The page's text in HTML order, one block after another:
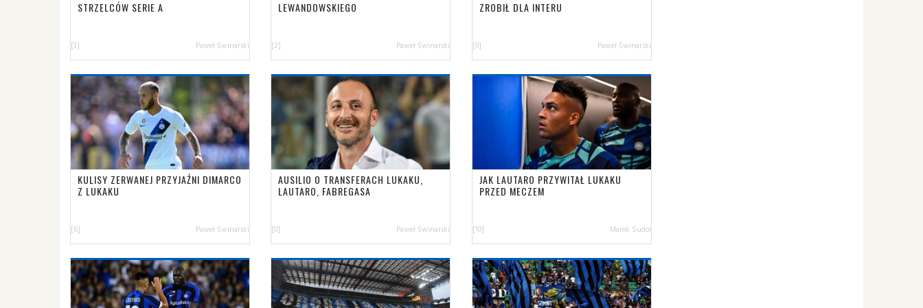
STRZELCÓW SERIE A
[3] Paweł Świnarski
LEWANDOWSKIEGO
[2] Paweł Świnarski
ZROBIŁ DLA INTERU
[9] Paweł Świnarski
KULISY ZERWANEJ PRZYJAŹNI DIMARCO
Z LUKAKU
[6] Paweł Świnarski
AUSILIO O TRANSFERACH LUKAKU,
LAUTARO, FABREGASA
[0] Paweł Świnarski
JAK LAUTARO PRZYWITAŁ LUKAKU
PRZED MECZEM
[10] Marek Sudoł